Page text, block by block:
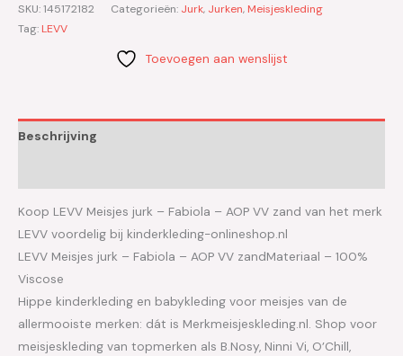
SKU:145172182 Categorieën: Jurk, Jurken, Meisjeskleding
Tag: LEVV
Toevoegen aan wenslijst
Beschrijving
Koop LEVV Meisjes jurk – Fabiola – AOP VV zand van het merk
LEVV voordelig bij kinderkleding-onlineshop.nl
LEVV Meisjes jurk – Fabiola – AOP VV zandMateriaal – 100%
Viscose
Hippe kinderkleding en babykleding voor meisjes van de
allermooiste merken: dát is Merkmeisjeskleding.nl. Shop voor
meisjeskleding van topmerken als B.Nosy, Ninni Vi, O’Chill,